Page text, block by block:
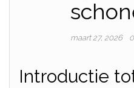
maart 27, 2026 0
Introductie